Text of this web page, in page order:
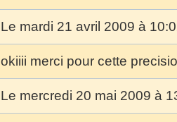
Le mardi 21 avril 2009 à
okiiii merci pour cette
Le mercredi 20 mai 2009 à